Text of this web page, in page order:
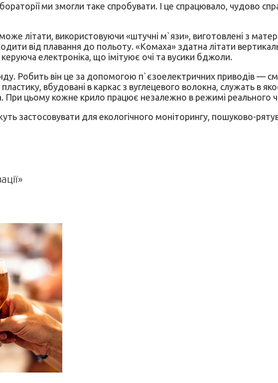
ми змогли таке спробувати. І це спрацювало, чудово
літати, використовуючи «штучні м`язи», виготовлені з
від плавання до польоту. «Комаха» здатна літати
електроніка, що імітуює очі та вусики бджоли.
Робить він це за допомогою п`єзоелектричних приводів —
вбудовані в каркас з вуглецевого волокна, служать в
При цьому кожне крило працює незалежно в режимі реального
застосовувати для екологічного моніторингу, пошуково-